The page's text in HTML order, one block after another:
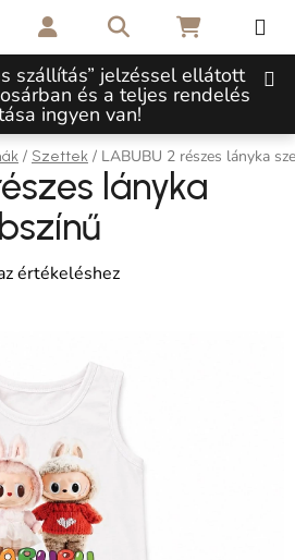
szállítás” jelzéssel ellátott
és a teljes rendelés
ingyen van!
KeresésKOSÁR
/ Szettek / LABUBU 2 részes lányka
lányka
5-ből 0,0 csillag.
értékeléshez